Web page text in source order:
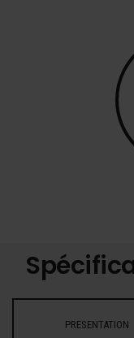
PRESENTATION